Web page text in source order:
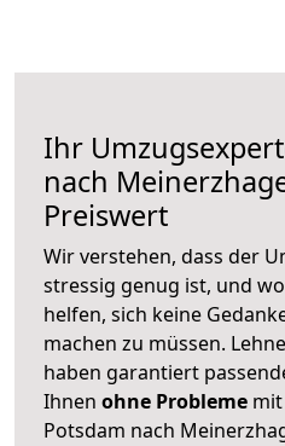
Ihr
nach
Preiswert
Wir verstehen, dass der
stressig genug ist, und
helfen, sich keine
machen zu müssen.
haben garantiert
Ihnen ohne Probleme
Potsdam nach